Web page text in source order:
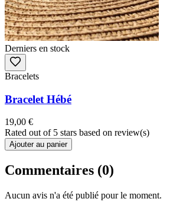
Derniers en stock
Bracelets
Bracelet Hébé
19,00 €
Rated out of 5 stars based on review(s)
Ajouter au panier
Commentaires (0)
Aucun avis n'a été publié pour le moment.